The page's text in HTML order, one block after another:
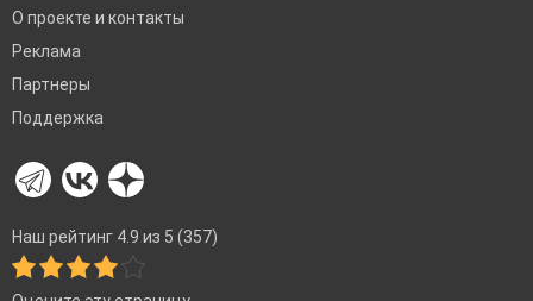
О проекте и контакты
Реклама
Партнеры
Поддержка
Наш рейтинг 4.9 из 5 (357)